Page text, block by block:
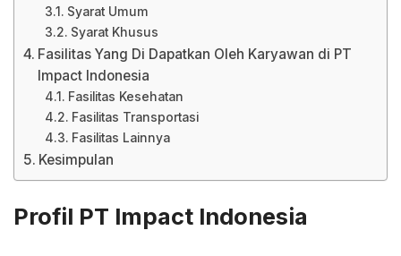
Syarat Umum
Syarat Khusus
Fasilitas Yang Di Dapatkan Oleh Karyawan di PT
Impact Indonesia
Fasilitas Kesehatan
Fasilitas Transportasi
Fasilitas Lainnya
Kesimpulan
Profil PT Impact Indonesia